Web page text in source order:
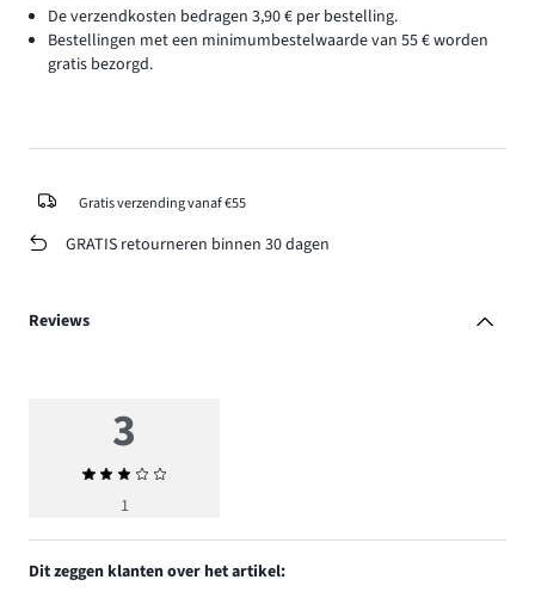
De verzendkosten bedragen 3,90 € per bestelling.
Bestellingen met een minimumbestelwaarde van 55 € worden
gratis bezorgd.
Gratis verzending vanaf €55
GRATIS retourneren binnen 30 dagen
Reviews
3
Gemiddelde
beoordeling
1
Dit zeggen klanten over het artikel: